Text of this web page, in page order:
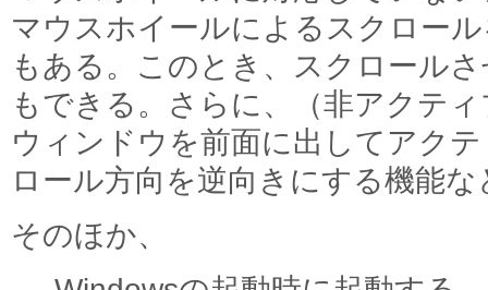
マウスホイールによるスクロー
もある。このとき、スクロール
もできる。さらに、（非アクテ
ウィンドウを前面に出してアク
ロール方向を逆向きにする機能
そのほか、